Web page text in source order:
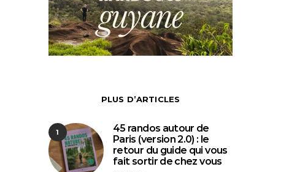
PLUS D’ARTICLES
1
45 randos autour de
Paris (version 2.0) : le
retour du guide qui vous
fait sortir de chez vous